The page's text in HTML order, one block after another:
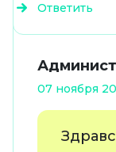
Ответить
07 ноября